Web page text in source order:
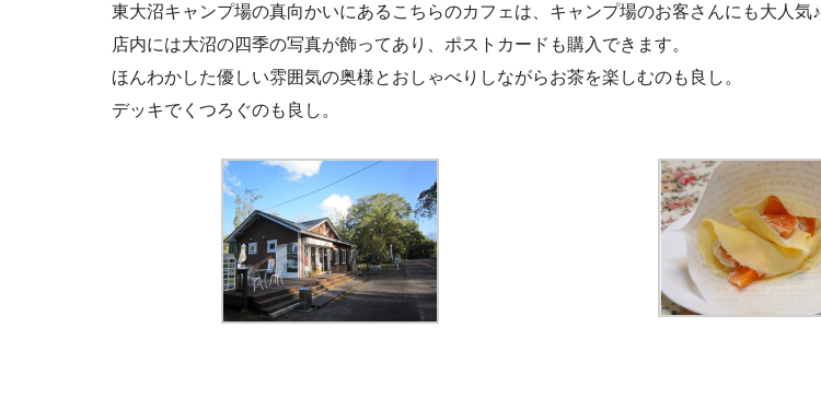
東大沼キャンプ場の真向かいにあるこちらのカフェは、キャンプ場のお客さんにも大人気♪
店内には大沼の四季の写真が飾ってあり、ポストカードも購入できます。
ほんわかした優しい雰囲気の奥様とおしゃべりしながらお茶を楽しむのも良し。
デッキでくつろぐのも良し。